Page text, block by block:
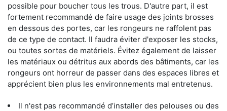
possible pour boucher tous les trous. D'autre part, il est
fortement recommandé de faire usage des joints brosses
en dessous des portes, car les rongeurs ne raffolent pas
de ce type de contact. Il faudra éviter d'exposer les stocks,
ou toutes sortes de matériels. Évitez également de laisser
les matériaux ou détritus aux abords des bâtiments, car les
rongeurs ont horreur de passer dans des espaces libres et
apprécient bien plus les environnements mal entretenus.
Il n'est pas recommandé d’installer des pelouses ou des